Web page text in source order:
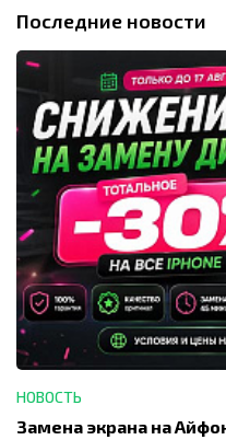
Последние новости
НОВОСТЬ
Замена экрана на